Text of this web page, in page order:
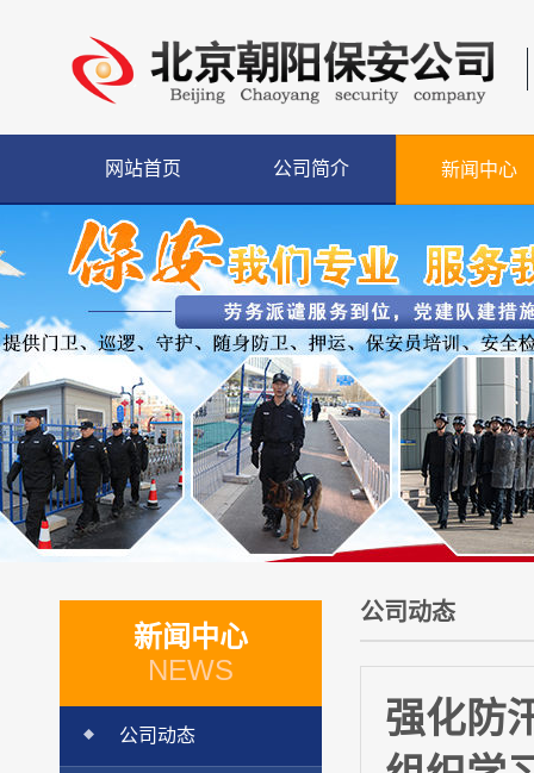
网站首页 公司简介 新闻中心
新闻中心
NEWS
公司动态
公司动态
强化防